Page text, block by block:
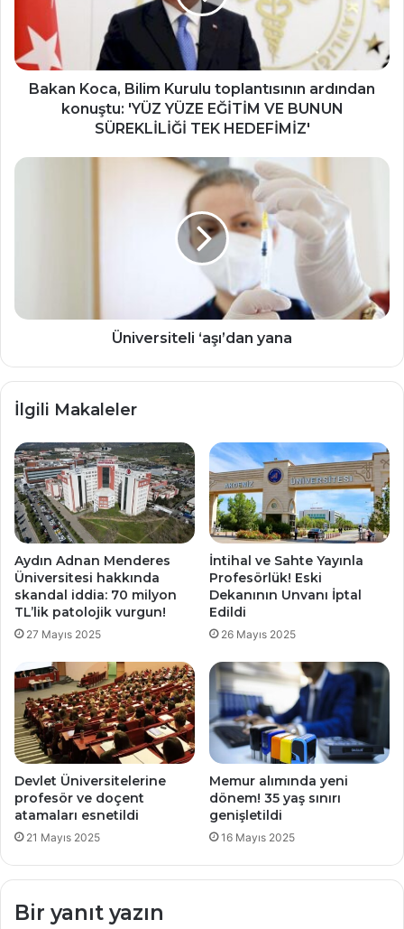
ardından
konuştu:
'YÜZ
YÜZE
EĞİTİM
TEK
Bakan Koca, Bilim Kurulu toplantısının ardından
konuştu: 'YÜZ YÜZE EĞİTİM VE BUNUN
SÜREKLİLİĞİ TEK HEDEFİMİZ'
Üniversiteli
Üniversiteli ‘aşı’dan yana
İlgili Makaleler
Aydın Adnan Menderes
Üniversitesi hakkında
skandal iddia: 70 milyon
TL’lik patolojik vurgun!
27 Mayıs 2025
İntihal ve Sahte Yayınla
Profesörlük! Eski
Dekanının Unvanı İptal
Edildi
26 Mayıs 2025
Devlet Üniversitelerine
profesör ve doçent
atamaları esnetildi
21 Mayıs 2025
Memur alımında yeni
dönem! 35 yaş sınırı
genişletildi
16 Mayıs 2025
Bir yanıt yazın